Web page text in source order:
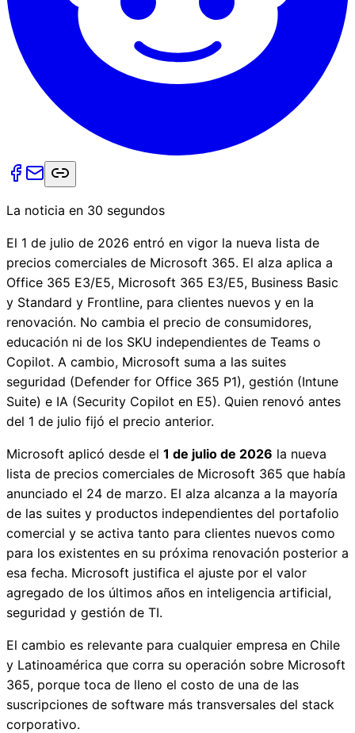
La noticia en 30 segundos
El 1 de julio de 2026 entró en vigor la nueva lista de
precios comerciales de Microsoft 365. El alza aplica a
Office 365 E3/E5, Microsoft 365 E3/E5, Business Basic
y Standard y Frontline, para clientes nuevos y en la
renovación. No cambia el precio de consumidores,
educación ni de los SKU independientes de Teams o
Copilot. A cambio, Microsoft suma a las suites
seguridad (Defender for Office 365 P1), gestión (Intune
Suite) e IA (Security Copilot en E5). Quien renovó antes
del 1 de julio fijó el precio anterior.
Microsoft aplicó desde el 1 de julio de 2026 la nueva
lista de precios comerciales de Microsoft 365 que había
anunciado el 24 de marzo. El alza alcanza a la mayoría
de las suites y productos independientes del portafolio
comercial y se activa tanto para clientes nuevos como
para los existentes en su próxima renovación posterior a
esa fecha. Microsoft justifica el ajuste por el valor
agregado de los últimos años en inteligencia artificial,
seguridad y gestión de TI.
El cambio es relevante para cualquier empresa en Chile
y Latinoamérica que corra su operación sobre Microsoft
365, porque toca de lleno el costo de una de las
suscripciones de software más transversales del stack
corporativo.